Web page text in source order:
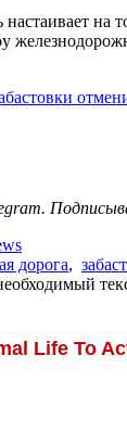
настаивает
дорога,